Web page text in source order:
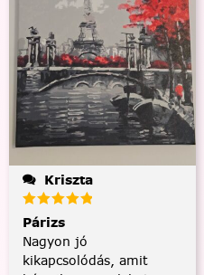
Kriszta
Párizs
Nagyon jó
kikapcsolódás, amit